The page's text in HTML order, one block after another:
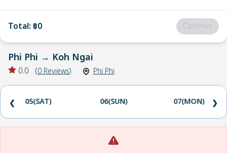
Total: ฿0 Continue
Phi Phi → Koh Ngai
0.0 (0 Reviews) Phi Phi
05(SAT) 06(SUN) 07(MON)
❮ ❯